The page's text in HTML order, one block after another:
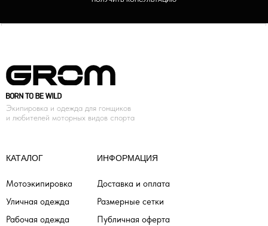
КАТАЛОГ
Мотоэкипировка
Уличная одежда
Рабочая одежда
ИНФОРМАЦИЯ
Доставка и оплата
Размерные сетки
Публичная оферта
Экипировка и одежда для гонщиков
и любителей моторных видов спорта